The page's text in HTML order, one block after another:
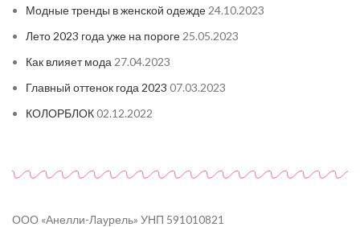
Модные тренды в женской одежде 24.10.2023
Лето 2023 года уже на пороге 25.05.2023
Как влияет мода 27.04.2023
Главный оттенок года 2023 07.03.2023
КОЛОРБЛОК02.12.2022
ООО «Анелли-Лаурель» УНП 591010821